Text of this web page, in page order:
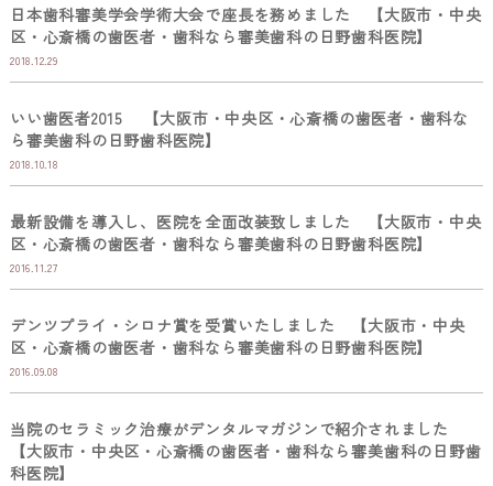
日本歯科審美学会学術大会で座長を務めました 【大阪市・中央
区・心斎橋の歯医者・歯科なら審美歯科の日野歯科医院】
2018.12.29
いい歯医者2015 【大阪市・中央区・心斎橋の歯医者・歯科な
ら審美歯科の日野歯科医院】
2018.10.18
最新設備を導入し、医院を全面改装致しました 【大阪市・中央
区・心斎橋の歯医者・歯科なら審美歯科の日野歯科医院】
2016.11.27
デンツプライ・シロナ賞を受賞いたしました 【大阪市・中央
区・心斎橋の歯医者・歯科なら審美歯科の日野歯科医院】
2016.09.08
当院のセラミック治療がデンタルマガジンで紹介されました
【大阪市・中央区・心斎橋の歯医者・歯科なら審美歯科の日野歯
科医院】